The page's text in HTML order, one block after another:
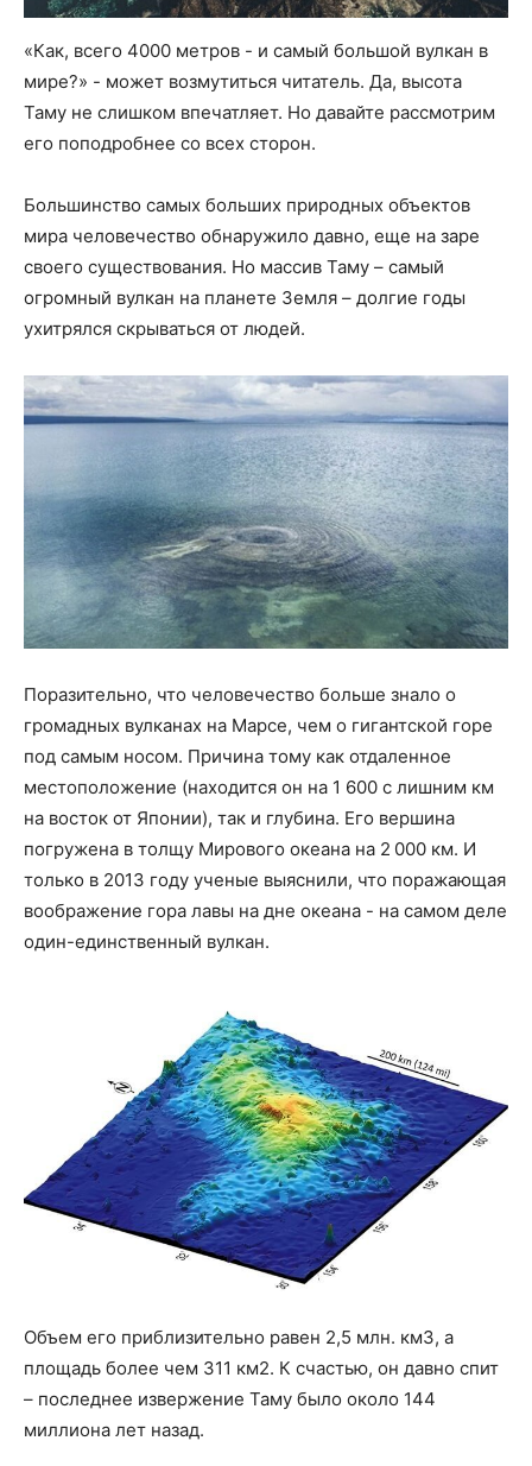
«Как, всего 4000 метров - и самый большой вулкан в
мире?» - может возмутиться читатель. Да, высота
Таму не слишком впечатляет. Но давайте рассмотрим
его поподробнее со всех сторон.
Большинство самых больших природных объектов
мира человечество обнаружило давно, еще на заре
своего существования. Но массив Таму – самый
огромный вулкан на планете Земля – долгие годы
ухитрялся скрываться от людей.
Поразительно, что человечество больше знало о
громадных вулканах на Марсе, чем о гигантской горе
под самым носом. Причина тому как отдаленное
местоположение (находится он на 1 600 с лишним км
на восток от Японии), так и глубина. Его вершина
погружена в толщу Мирового океана на 2 000 км. И
только в 2013 году ученые выяснили, что поражающая
воображение гора лавы на дне океана - на самом деле
один-единственный вулкан.
Объем его приблизительно равен 2,5 млн. км3, а
площадь более чем 311 км2. К счастью, он давно спит
– последнее извержение Таму было около 144
миллиона лет назад.